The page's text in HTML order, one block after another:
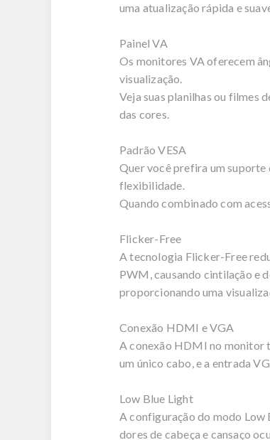
uma atualização rápida e
Painel VA
Os monitores VA oferecem
visualização.
Veja suas planilhas ou filmes
das cores.
Padrão VESA
Quer você prefira um suporte
flexibilidade.
Quando combinado com
Flicker-Free
A tecnologia Flicker-Free
PWM, causando cintilação e
proporcionando uma
Conexão HDMI e VGA
A conexão HDMI no monitor
um único cabo, e a entrada
Low Blue Light
A configuração do modo Low
dores de cabeça e cansaço